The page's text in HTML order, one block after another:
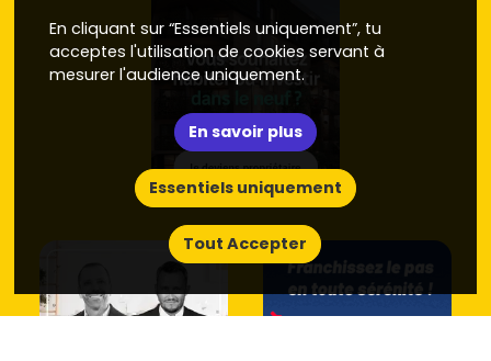
En cliquant sur “Essentiels uniquement”, tu
acceptes l'utilisation de cookies servant à
mesurer l'audience uniquement.
En savoir plus
Essentiels uniquement
Tout Accepter